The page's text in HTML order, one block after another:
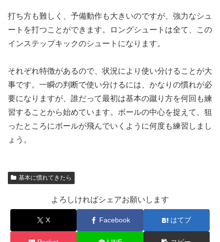
打ち方も難しく、予備動作も大きいのですが、強力なシュ
ートを打つことができます。ロングシュートは全て、この
インステップキックのシュートになります。
それぞれ特徴があるので、状況により使い分けることが大
事です。一瞬の判断で使い分けるには、かなりの慣れが必
要になりますが、誰だって最初は基本の蹴り方を何回も練
習することから始めています。ボールの中心を捉えて、狙
ったところにボールが飛んでいくように何度も練習しまし
ょう。
基本に慣れてきたら
よろしければシェアお願いします
X Facebook はてブ